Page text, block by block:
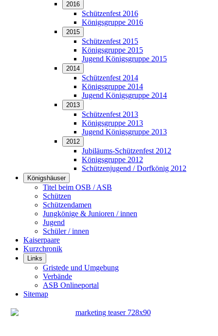
2016
Schützenfest 2016
Königsgruppe 2016
2015
Schützenfest 2015
Königsgruppe 2015
Jugend Königsgruppe 2015
2014
Schützenfest 2014
Königsgruppe 2014
Jugend Königsgruppe 2014
2013
Schützenfest 2013
Königsgruppe 2013
Jugend Königsgruppe 2013
2012
Jubiläums-Schützenfest 2012
Königsgruppe 2012
Schützenjugend / Dorfkönig 2012
Königshäuser
Titel beim OSB / ASB
Schützen
Schützendamen
Jungkönige & Junioren / innen
Jugend
Schüler / innen
Kaiserpaare
Kurzchronik
Links
Gristede und Umgebung
Verbände
ASB Onlineportal
Sitemap